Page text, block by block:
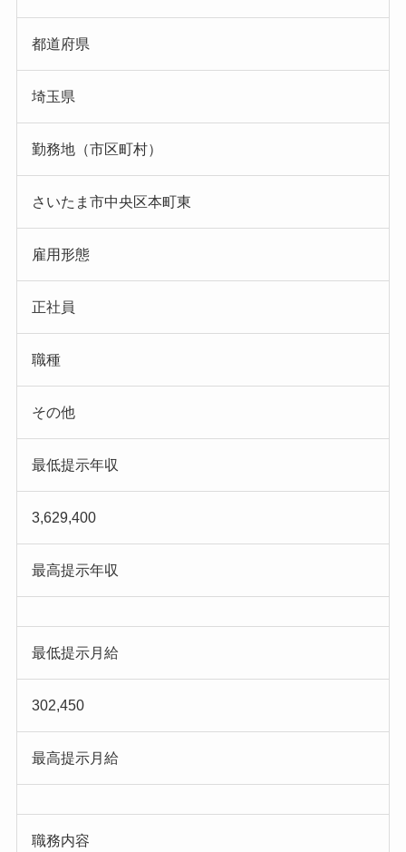
都道府県
埼玉県
勤務地（市区町村）
さいたま市中央区本町東
雇用形態
正社員
職種
その他
最低提示年収
3,629,400
最高提示年収
最低提示月給
302,450
最高提示月給
職務内容